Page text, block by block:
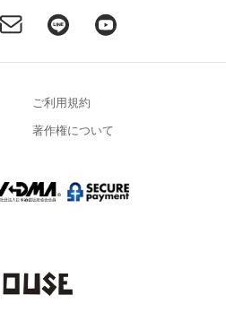
ご利用規約
著作権について